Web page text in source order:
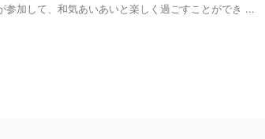
参加して、和気あいあいと楽しく過ごすことができ ...